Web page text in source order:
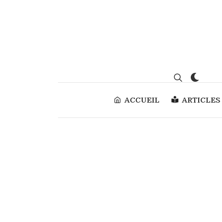
ACCUEIL ARTICLES